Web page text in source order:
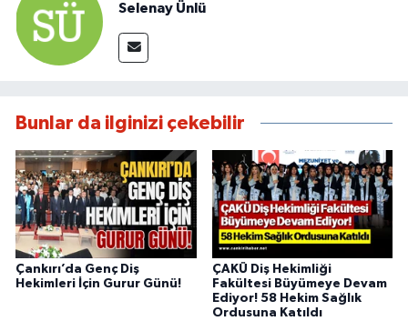
Selenay Ünlü
Bunlar da ilginizi çekebilir
Çankırı’da Genç Diş
Hekimleri İçin Gurur Günü!
ÇAKÜ Diş Hekimliği
Fakültesi Büyümeye Devam
Ediyor! 58 Hekim Sağlık
Ordusuna Katıldı